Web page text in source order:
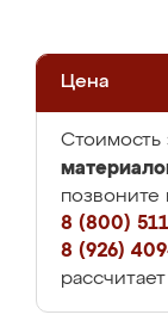
Цена
Стоимость
8 (800)
8 (926)